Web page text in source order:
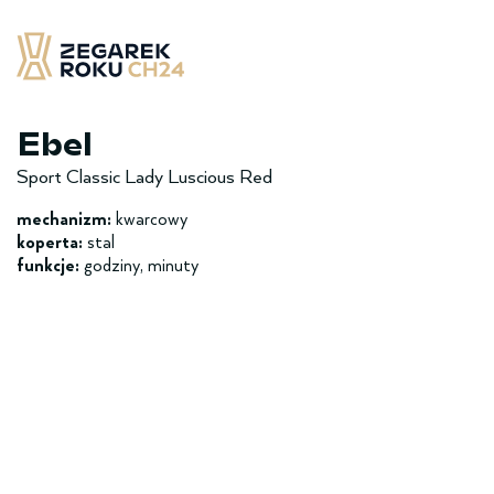
to
content
Ebel
Sport Classic Lady Luscious Red
mechanizm: kwarcowy
koperta: stal
funkcje: godziny, minuty